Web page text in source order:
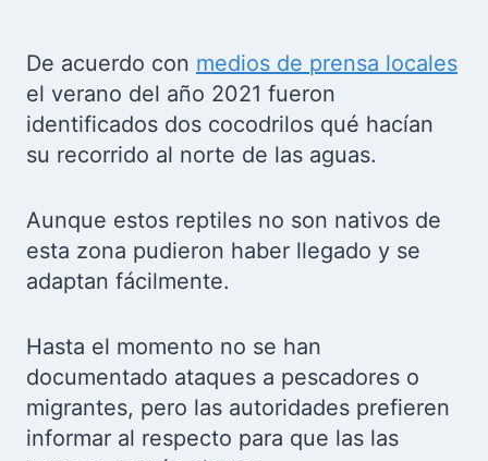
De acuerdo con medios de prensa locales
el verano del año 2021 fueron
identificados dos cocodrilos qué hacían
su recorrido al norte de las aguas.
Aunque estos reptiles no son nativos de
esta zona pudieron haber llegado y se
adaptan fácilmente.
Hasta el momento no se han
documentado ataques a pescadores o
migrantes, pero las autoridades prefieren
informar al respecto para que las las